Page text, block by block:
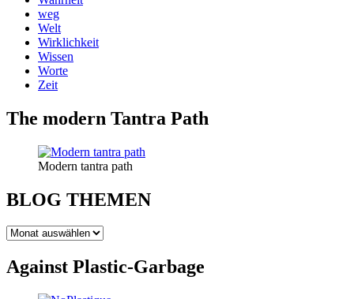
weg
Welt
Wirklichkeit
Wissen
Worte
Zeit
The modern Tantra Path
Modern tantra path
BLOG THEMEN
BLOG
Against Plastic-Garbage